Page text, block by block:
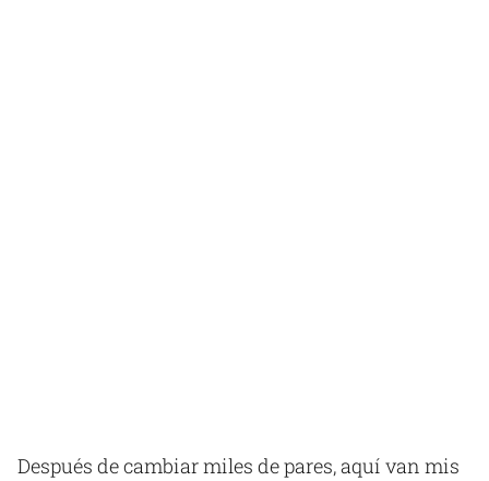
Después de cambiar miles de pares, aquí van mis